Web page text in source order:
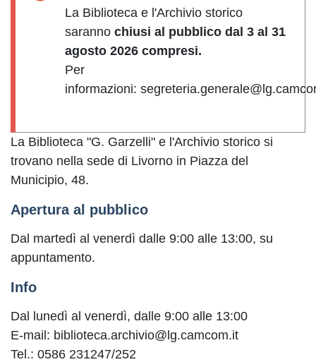
La Biblioteca e l'Archivio storico
saranno chiusi al pubblico dal 3 al 31
agosto 2026 compresi.
Per
informazioni:
La Biblioteca "G. Garzelli" e l'Archivio storico si
trovano nella sede di Livorno in Piazza del
Municipio, 48.
Apertura al pubblico
Dal martedì al venerdì dalle 9:00 alle 13:00, su
appuntamento.
Info
Dal lunedì al venerdì, dalle 9:00 alle 13:00
E-mail: biblioteca.archivio@lg.camcom.it
Tel.: 0586 231247/252